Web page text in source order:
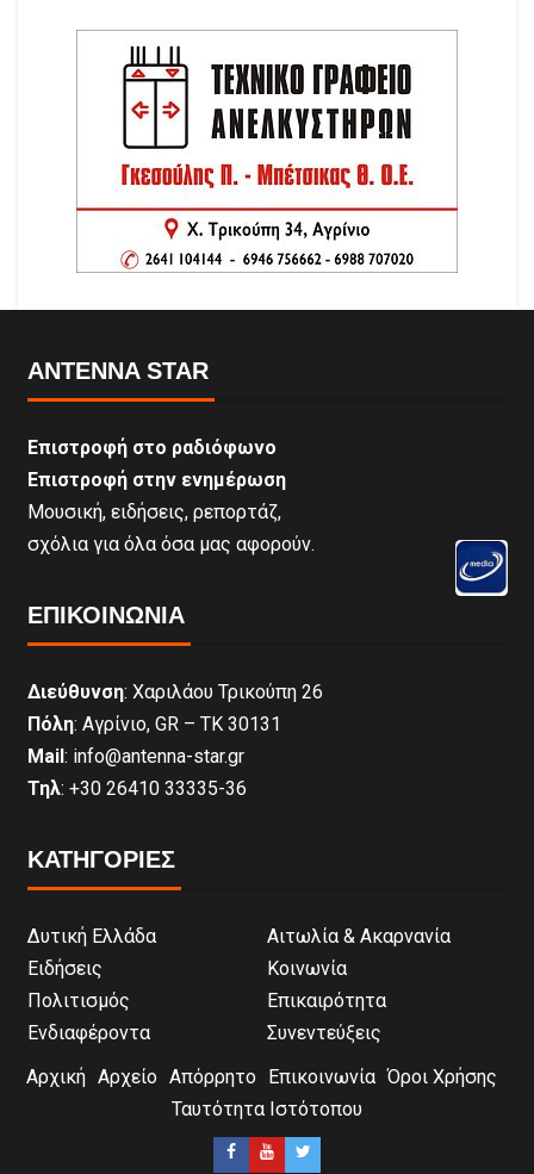
ANTENNA STAR
Επιστροφή στο ραδιόφωνο
Επιστροφή στην ενημέρωση
Μουσική, ειδήσεις, ρεπορτάζ,
σχόλια για όλα όσα μας αφορούν.
ΕΠΙΚΟΙΝΩΝΊΑ
Διεύθυνση: Χαριλάου Τρικούπη 26
Πόλη: Αγρίνιο, GR – ΤΚ 30131
Mail : info@antenna-star.gr
Τηλ: +30 26410 33335-36
ΚΑΤΗΓΟΡΙΕΣ
Δυτική Ελλάδα
Αιτωλία & Ακαρνανία
Ειδήσεις
Κοινωνία
Πολιτισμός
Επικαιρότητα
Ενδιαφέροντα
Συνεντεύξεις
Αρχική Αρχείο Απόρρητο Επικοινωνία Όροι Χρήσης
Ταυτότητα Ιστότοπου